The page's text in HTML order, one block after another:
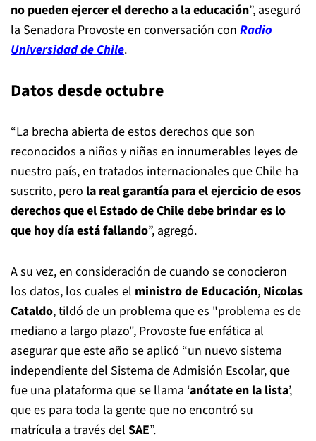
no pueden ejercer el derecho a la educación”, aseguró
la Senadora Provoste en conversación con Radio
Universidad de Chile.
Datos desde octubre
“La brecha abierta de estos derechos que son
reconocidos a niños y niñas en innumerables leyes de
nuestro país, en tratados internacionales que Chile ha
suscrito, pero la real garantía para el ejercicio de esos
derechos que el Estado de Chile debe brindar es lo
que hoy día está fallando”, agregó.
A su vez, en consideración de cuando se conocieron
los datos, los cuales el ministro de Educación, Nicolas
Cataldo, tildó de un problema que es "problema es de
mediano a largo plazo", Provoste fue enfática al
asegurar que este año se aplicó “un nuevo sistema
independiente del Sistema de Admisión Escolar, que
fue una plataforma que se llama ‘anótate en la lista’,
que es para toda la gente que no encontró su
matrícula a través del SAE”.